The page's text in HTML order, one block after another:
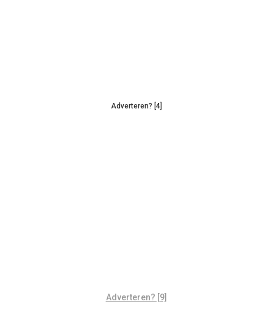
Adverteren? [4]
Adverteren? [9]